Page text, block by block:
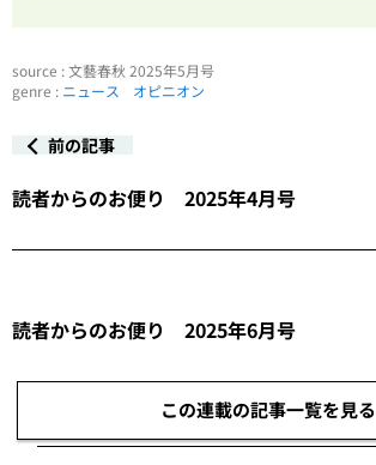
source : 文藝春秋 2025年5月号
genre : ニュース オピニオン
前の記事
読者からのお便り 2025年4月号
読者からのお便り 2025年6月号
この連載の記事一覧を見る